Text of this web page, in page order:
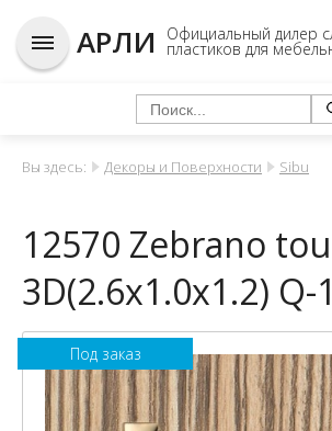
АРЛИ Официальный дилер
пластиков для
Вы здесь: Декоры и Поверхности Sibu
12570 Zebrano
3D(2.6x1.0x1.2) Q-
Под заказ